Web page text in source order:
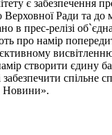
є забезпечення
Ради та до
в прес-релізі
про намір
створити єдину
спільне
Новини».